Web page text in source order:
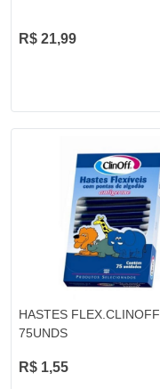
R$ 21,99
HASTES FLEX.CLINOFF
75UNDS
R$ 1,55